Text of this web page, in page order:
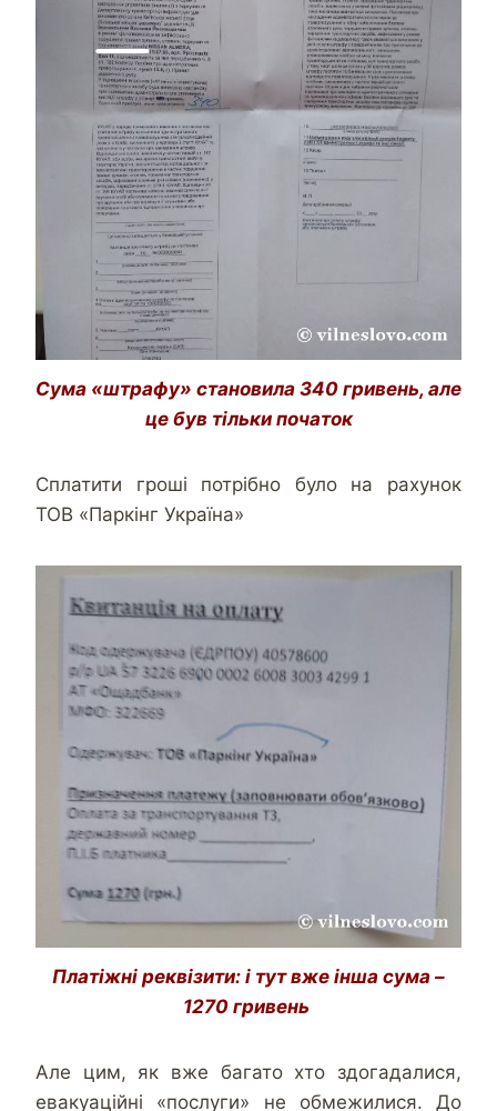
Сума «штрафу» становила 340 гривень, але
це був тільки початок
Сплатити гроші потрібно було на рахунок
ТОВ «Паркінг Україна»
Платіжні реквізити: і тут вже інша сума –
1270 гривень
Але цим, як вже багато хто здогадалися,
евакуаційні «послуги» не обмежилися. До